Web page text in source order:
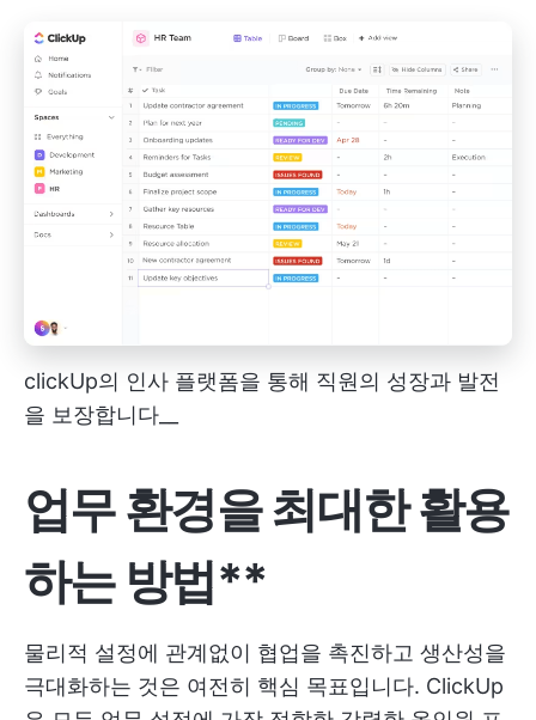
clickUp의 인사 플랫폼을 통해 직원의 성장과 발전
을 보장합니다__
업무 환경을 최대한 활용
하는 방법**
물리적 설정에 관계없이 협업을 촉진하고 생산성을
극대화하는 것은 여전히 핵심 목표입니다. ClickUp